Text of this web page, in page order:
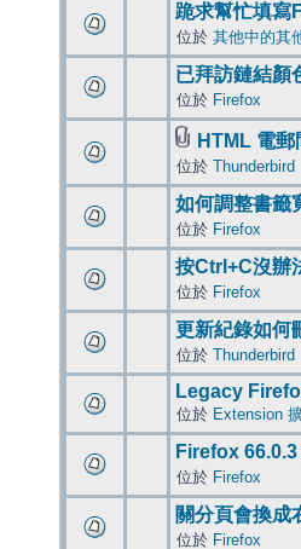
跪求幫忙填寫
位於 其他中的其
已拜訪鏈結顏
位於 Firefox
HTML 電郵
位於 Thunderbird
如何調整書籤
位於 Firefox
按Ctrl+C沒辦
位於 Firefox
更新紀錄如何
位於 Thunderbird
Legacy
位於 Extension
Firefox
位於 Firefox
關分頁會換成
位於 Firefox